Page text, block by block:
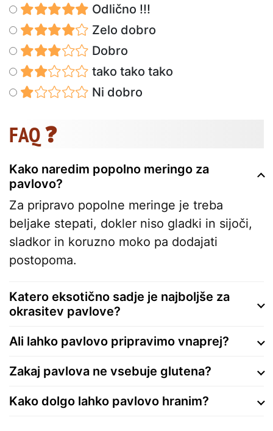
Odlično !!!
Zelo dobro
Dobro
tako tako tako
Ni dobro
FAQ ❓
Kako naredim popolno meringo za
pavlovo?
Za pripravo popolne meringe je treba
beljake stepati, dokler niso gladki in sijoči,
sladkor in koruzno moko pa dodajati
postopoma.
Katero eksotično sadje je najboljše za
okrasitev pavlove?
Ali lahko pavlovo pripravimo vnaprej?
Zakaj pavlova ne vsebuje glutena?
Kako dolgo lahko pavlovo hranim?